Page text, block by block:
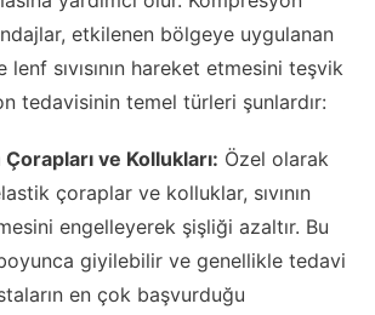
etkilenen bölgeye uygulanan
lenf sıvısının hareket etmesini teşvik
tedavisinin temel türleri şunlardır:
ve Kollukları: Özel olarak
çoraplar ve kolluklar, sıvının
engelleyerek şişliği azaltır. Bu
giyilebilir ve genellikle tedavi
en çok başvurduğu